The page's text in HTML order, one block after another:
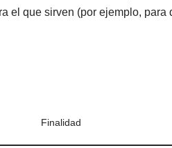
el que sirven (por ejemplo,
Finalidad